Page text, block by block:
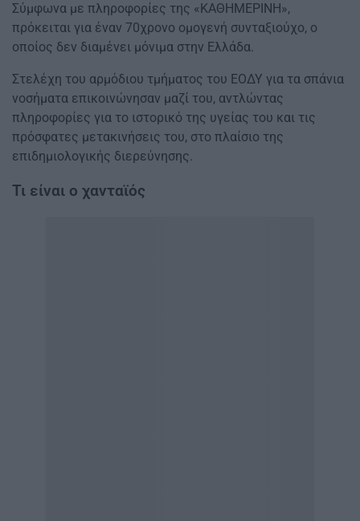
Σύμφωνα με πληροφορίες της «ΚΑΘΗΜΕΡΙΝΗ»,
πρόκειται για έναν 70χρονο ομογενή συνταξιούχο, ο
οποίος δεν διαμένει μόνιμα στην Ελλάδα.
Στελέχη του αρμόδιου τμήματος του ΕΟΔΥ για τα σπάνια
νοσήματα επικοινώνησαν μαζί του, αντλώντας
πληροφορίες για το ιστορικό της υγείας του και τις
πρόσφατες μετακινήσεις του, στο πλαίσιο της
επιδημιολογικής διερεύνησης.
Τι είναι ο χανταϊός